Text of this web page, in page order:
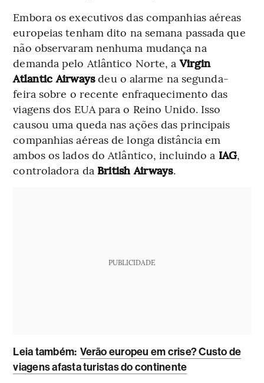
Embora os executivos das companhias aéreas
europeias tenham dito na semana passada que
não observaram nenhuma mudança na
demanda pelo Atlântico Norte, aVirgin
Atlantic Airwaysdeu o alarme na segunda-
feira sobre o recente enfraquecimento das
viagens dos EUA para o Reino Unido. Isso
causou uma queda nas ações das principais
companhias aéreas de longa distância em
ambos os lados do Atlântico, incluindo a IAG,
controladora da British Airways.
PUBLICIDADE
Leia também: Verão europeu em crise? Custo de
viagens afasta turistas do continente